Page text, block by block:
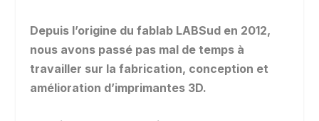
Depuis l’origine du fablab LABSud en 2012,
nous avons passé pas mal de temps à
travailler sur la fabrication, conception et
amélioration d’imprimantes 3D.